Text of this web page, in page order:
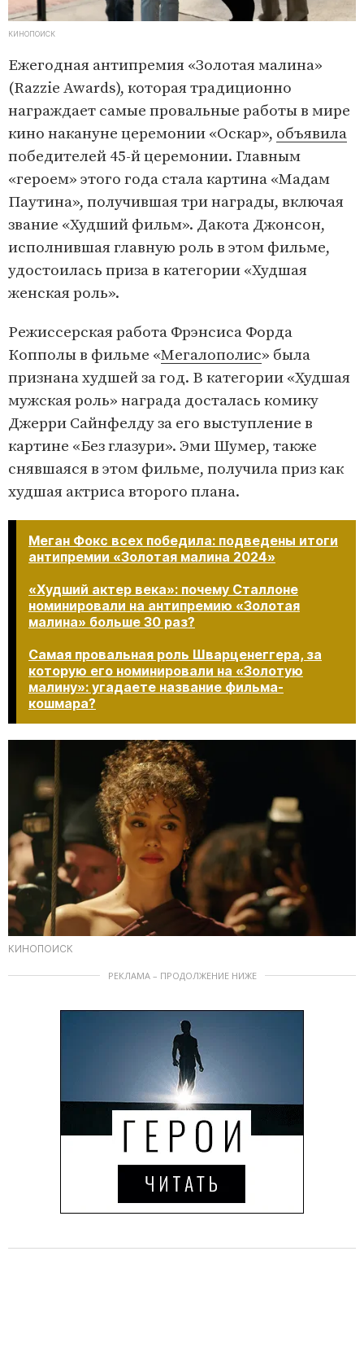
КИНОПОИСК
Ежегодная антипремия «Золотая малина»
(Razzie Awards), которая традиционно
награждает самые провальные работы в мире
кино накануне церемонии «Оскар», объявила
победителей 45-й церемонии. Главным
«героем» этого года стала картина «Мадам
Паутина», получившая три награды, включая
звание «Худший фильм». Дакота Джонсон,
исполнившая главную роль в этом фильме,
удостоилась приза в категории «Худшая
женская роль».
Режиссерская работа Фрэнсиса Форда
Копполы в фильме «Мегалополис» была
признана худшей за год. В категории «Худшая
мужская роль» награда досталась комику
Джерри Сайнфелду за его выступление в
картине «Без глазури». Эми Шумер, также
снявшаяся в этом фильме, получила приз как
худшая актриса второго плана.
Меган Фокс всех победила: подведены итоги
антипремии «Золотая малина 2024»
«Худший актер века»: почему Сталлоне
номинировали на антипремию «Золотая
малина» больше 30 раз?
Самая провальная роль Шварценеггера, за
которую его номинировали на «Золотую
малину»: угадаете название фильма-
кошмара?​​​​​​​
КИНОПОИСК
РЕКЛАМА – ПРОДОЛЖЕНИЕ НИЖЕ